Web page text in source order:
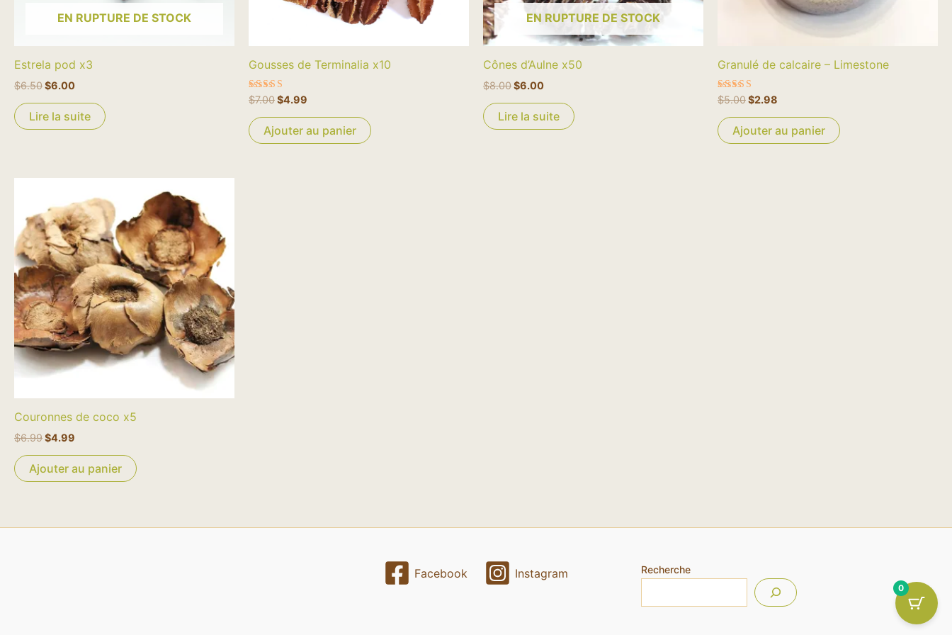
EN RUPTURE DE STOCK
Estrela pod x3
$6.50$6.00
Lire la suite
Gousses de Terminalia x10
Note
5.00
sur 5
$7.00$4.99
Ajouter au panier
EN RUPTURE DE STOCK
Cônes d’Aulne x50
$8.00$6.00
Lire la suite
Granulé de calcaire – Limestone
Note
4.67
sur 5
$5.00$2.98
Ajouter au panier
Couronnes de coco x5
$6.99
initial
était :
$6.99.
$4.99
prix
actuel
est :
$4.99.
Ajouter au panier
Facebook Instagram Recherche
0